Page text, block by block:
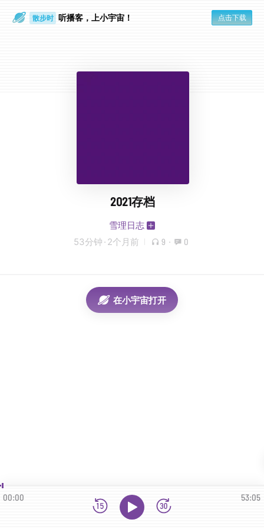
散步时 听播客，上小宇宙！ 点击下载
2021存档
雪理日志
53分钟 · 2个月前 9 · 0
在小宇宙打开
00:00 53:05